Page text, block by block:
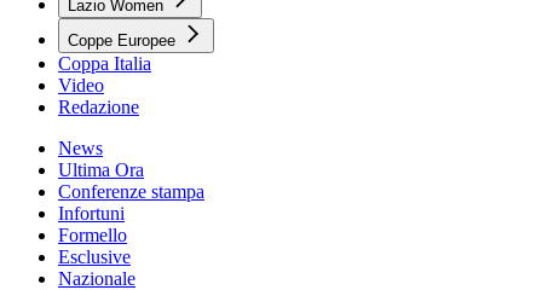
Lazio Women
Coppe Europee
Coppa Italia
Video
Redazione
News
Ultima Ora
Conferenze stampa
Infortuni
Formello
Esclusive
Nazionale